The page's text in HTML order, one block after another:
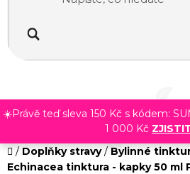
obsah
☀️Právě teď sleva 150 Kč s kódem:
1 000 Kč
Domů
/ Doplňky stravy / Bylinné
Echinacea tinktura - kapky 50 ml